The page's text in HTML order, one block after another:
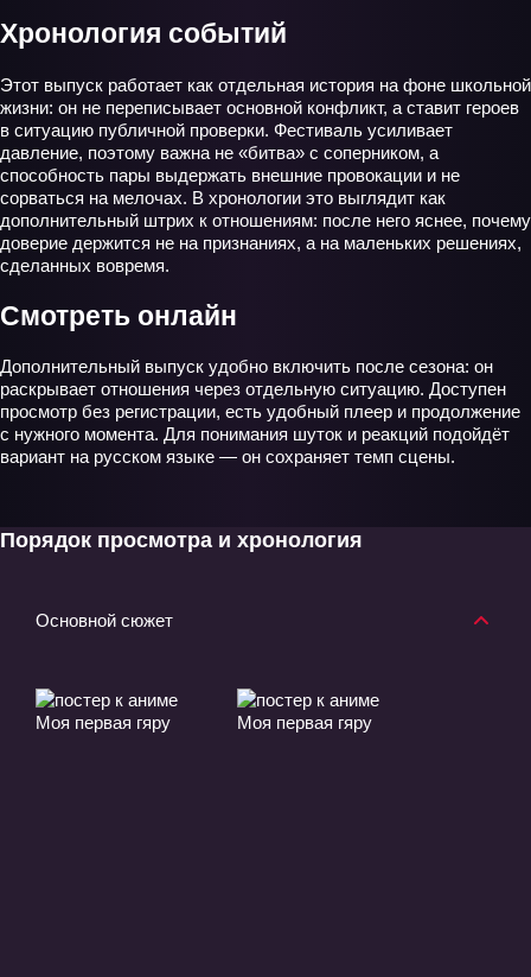
Хронология событий
Этот выпуск работает как отдельная история на фоне школьной
жизни: он не переписывает основной конфликт, а ставит героев
в ситуацию публичной проверки. Фестиваль усиливает
давление, поэтому важна не «битва» с соперником, а
способность пары выдержать внешние провокации и не
сорваться на мелочах. В хронологии это выглядит как
дополнительный штрих к отношениям: после него яснее, почему
доверие держится не на признаниях, а на маленьких решениях,
сделанных вовремя.
Смотреть онлайн
Дополнительный выпуск удобно включить после сезона: он
раскрывает отношения через отдельную ситуацию. Доступен
просмотр без регистрации, есть удобный плеер и продолжение
с нужного момента. Для понимания шуток и реакций подойдёт
вариант на русском языке — он сохраняет темп сцены.
Порядок просмотра и хронология
Основной сюжет